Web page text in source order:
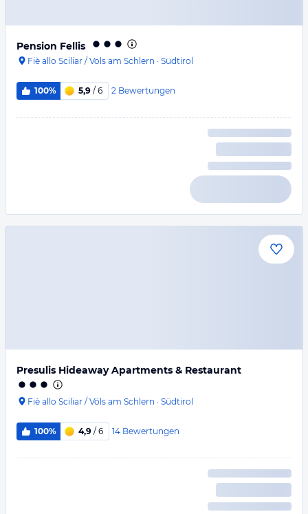
Pension Fellis
Fiè allo Sciliar / Völs am Schlern · Südtirol
100% 5,9 / 6 2 Bewertungen
Presulis Hideaway Apartments & Restaurant
Fiè allo Sciliar / Völs am Schlern · Südtirol
100% 4,9 / 6 14 Bewertungen